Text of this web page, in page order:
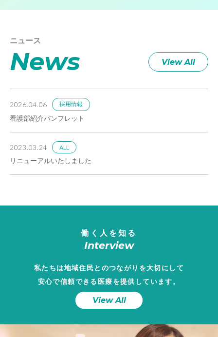
ニュース
News View All
2026.04.06 採用情報
看護部紹介パンフレット
2023.03.24 ALL
リニューアルいたしました
働く人を知る
Interview
私たちは地域住民とのつながりを大切にして
安心で信頼できる医療を提供しています。
View All